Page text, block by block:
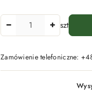
szt
Zamówienie telefoniczne: